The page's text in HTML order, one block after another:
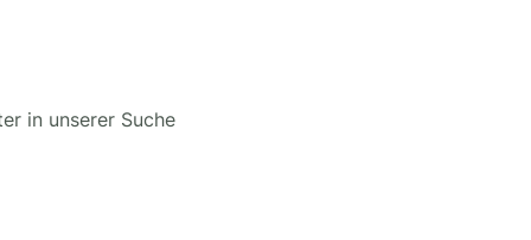
in unserer Suche